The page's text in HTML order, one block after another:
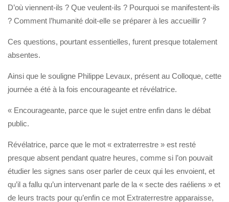
D’où viennent-ils ? Que veulent-ils ? Pourquoi se manifestent-ils
? Comment l’humanité doit-elle se préparer à les accueillir ?
Ces questions, pourtant essentielles, furent presque totalement
absentes.
Ainsi que le souligne Philippe Levaux, présent au Colloque, cette
journée a été à la fois encourageante et révélatrice.
« Encourageante, parce que le sujet entre enfin dans le débat
public.
Révélatrice, parce que le mot « extraterrestre » est resté
presque absent pendant quatre heures, comme si l’on pouvait
étudier les signes sans oser parler de ceux qui les envoient, et
qu’il a fallu qu’un intervenant parle de la « secte des raéliens » et
de leurs tracts pour qu’enfin ce mot Extraterrestre apparaisse,